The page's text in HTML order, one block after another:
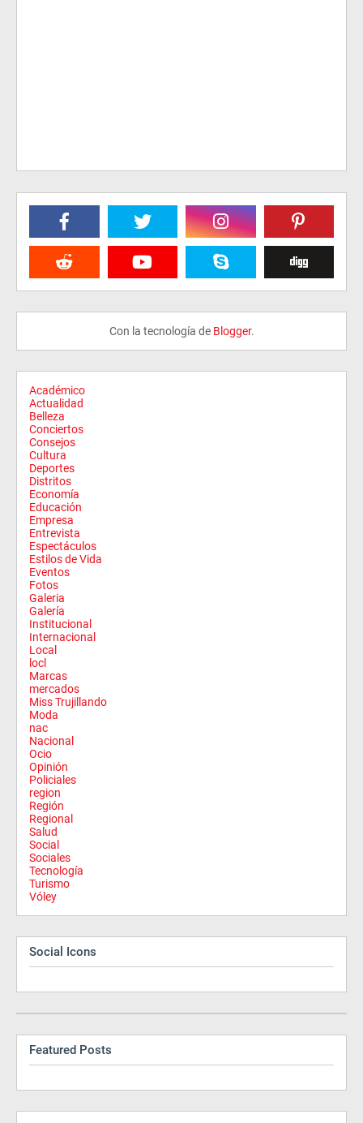
Con la tecnología de Blogger.
Académico
Actualidad
Belleza
Conciertos
Consejos
Cultura
Deportes
Distritos
Economía
Educación
Empresa
Entrevista
Espectáculos
Estilos de Vida
Eventos
Fotos
Galeria
Galería
Institucional
Internacional
Local
locl
Marcas
mercados
Miss Trujillando
Moda
nac
Nacional
Ocio
Opinión
Policiales
region
Región
Regional
Salud
Social
Sociales
Tecnología
Turismo
Vóley
Social Icons
Featured Posts